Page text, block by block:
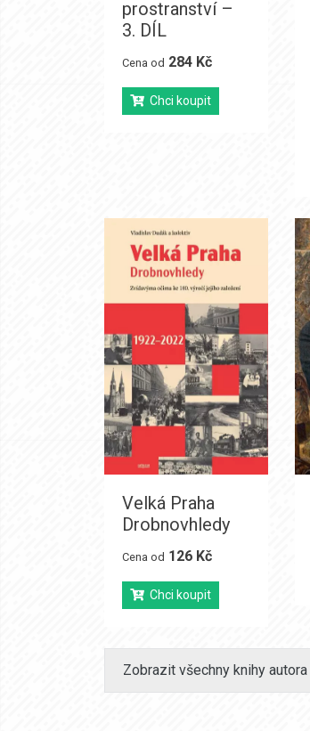
prostranství –
3. DÍL
Cena od 284 Kč
Chci koupit
Velká Praha
Drobnovhledy
Cena od 126 Kč
Chci koupit
Zobrazit všechny knihy autora